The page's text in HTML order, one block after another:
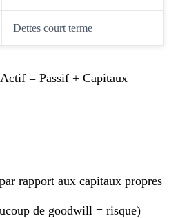
Dettes court terme
= Passif + Capitaux
rapport aux capitaux propres
de goodwill = risque)